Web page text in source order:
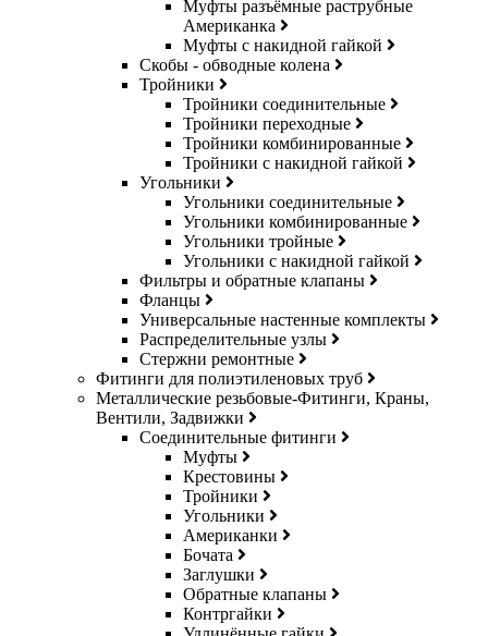
Муфты разъёмные раструбные
Американка
Муфты с накидной гайкой
Скобы - обводные колена
Тройники
Тройники соединительные
Тройники переходные
Тройники комбинированные
Тройники с накидной гайкой
Угольники
Угольники соединительные
Угольники комбинированные
Угольники тройные
Угольники с накидной гайкой
Фильтры и обратные клапаны
Фланцы
Универсальные настенные комплекты
Распределительные узлы
Стержни ремонтные
Фитинги для полиэтиленовых труб
Металлические резьбовые-Фитинги, Краны,
Вентили, Задвижки
Соединительные фитинги
Муфты
Крестовины
Тройники
Угольники
Американки
Бочата
Заглушки
Обратные клапаны
Контргайки